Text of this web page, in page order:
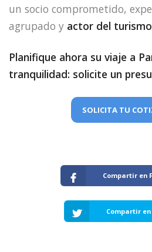
un socio comprometido,
agrupado y actor del
Planifique ahora su viaje a
tranquilidad: solicite un
SOLICITA TU
Compartir en
Compartir